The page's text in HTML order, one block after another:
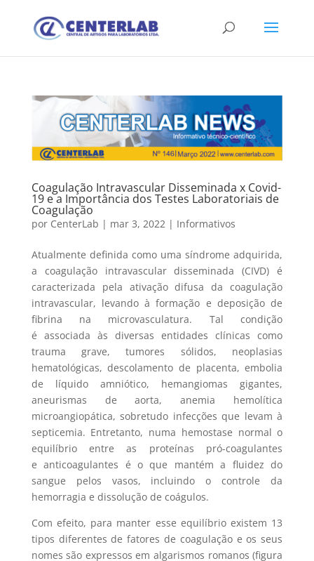
Coagulação Intravascular Disseminada x Covid-
19 e a Importância dos Testes Laboratoriais de
Coagulação
por CenterLab | mar 3, 2022 | Informativos
Atualmente definida como uma síndrome adquirida,
a coagulação intravascular disseminada (CIVD) é
caracterizada pela ativação difusa da coagulação
intravascular, levando à formação e deposição de
fibrina na microvasculatura. Tal condição
é associada às diversas entidades clínicas como
trauma grave, tumores sólidos, neoplasias
hematológicas, descolamento de placenta, embolia
de líquido amniótico, hemangiomas gigantes,
aneurismas de aorta, anemia hemolítica
microangiopática, sobretudo infecções que levam à
septicemia. Entretanto, numa hemostase normal o
equilíbrio entre as proteínas pró-coagulantes
e anticoagulantes é o que mantém a fluidez do
sangue pelos vasos, incluindo o controle da
hemorragia e dissolução de coágulos.
Com efeito, para manter esse equilíbrio existem 13
tipos diferentes de fatores de coagulação e os seus
nomes são expressos em algarismos romanos (figura